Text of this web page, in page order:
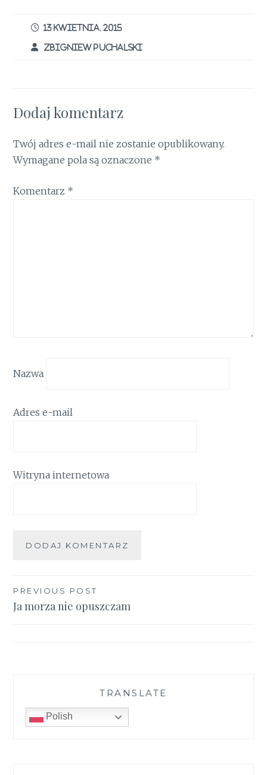
o
o
r
st
e
13 KWIETNIA, 2015
ZBIGNIEW PUCHALSKI
Dodaj komentarz
Twój adres e-mail nie zostanie opublikowany.
Wymagane pola są oznaczone *
Komentarz *
Nazwa
Adres e-mail
Witryna internetowa
Nawigacja
wpisu
PREVIOUS POST
Ja morza nie opuszczam
TRANSLATE
Polish